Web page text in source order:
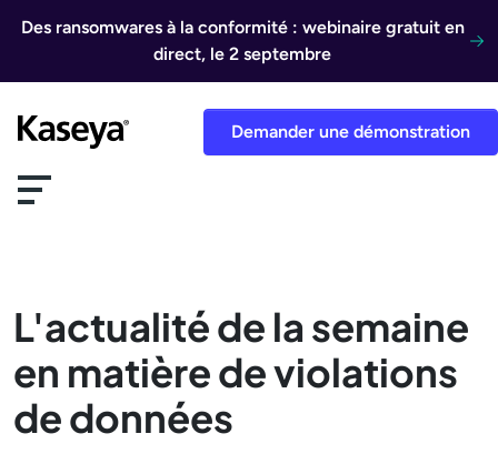
Des ransomwares à la conformité : webinaire gratuit en
direct, le 2 septembre
Demander une démonstration
L'actualité de la semaine
en matière de violations
de données